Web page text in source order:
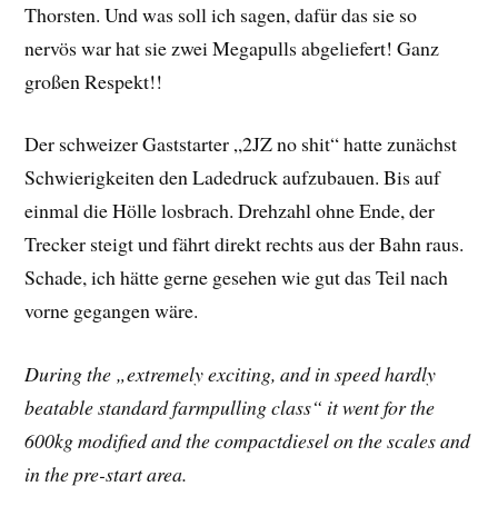
Thorsten. Und was soll ich sagen, dafür das sie so
nervös war hat sie zwei Megapulls abgeliefert! Ganz
großen Respekt!!
Der schweizer Gaststarter „2JZ no shit“ hatte zunächst
Schwierigkeiten den Ladedruck aufzubauen. Bis auf
einmal die Hölle losbrach. Drehzahl ohne Ende, der
Trecker steigt und fährt direkt rechts aus der Bahn raus.
Schade, ich hätte gerne gesehen wie gut das Teil nach
vorne gegangen wäre.
During the „extremely exciting, and in speed hardly
beatable standard farmpulling class“ it went for the
600kg modified and the compactdiesel on the scales and
in the pre-start area.